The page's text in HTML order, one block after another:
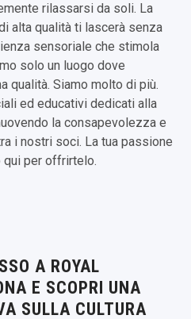
rilassarsi da soli. La
alta qualità ti lascerà senza
sensoriale che stimola
solo un luogo dove
qualità. Siamo molto di più.
ed educativi dedicati alla
la consapevolezza e
i nostri soci. La tua passione
qui per offrirtelo.
A ROYAL
E SCOPRI UNA
SULLA CULTURA